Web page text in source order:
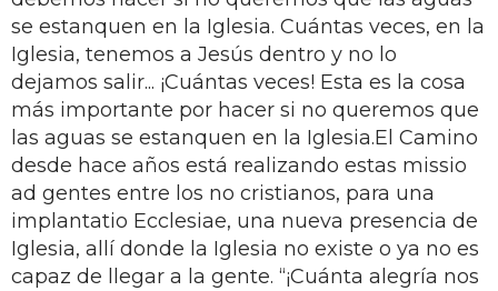
se estanquen en la Iglesia. Cuántas veces, en la
Iglesia, tenemos a Jesús dentro y no lo
dejamos salir... ¡Cuántas veces! Esta es la cosa
más importante por hacer si no queremos que
las aguas se estanquen en la Iglesia.El Camino
desde hace años está realizando estas missio
ad gentes entre los no cristianos, para una
implantatio Ecclesiae, una nueva presencia de
Iglesia, allí donde la Iglesia no existe o ya no es
capaz de llegar a la gente. “¡Cuánta alegría nos